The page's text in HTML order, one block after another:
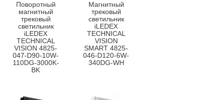
Поворотный
магнитный
трековый
светильник
iLEDEX
TECHNICAL
VISION 4825-
047-D90-10W-
110DG-3000K-
BK
Магнитный
трековый
светильник
iLEDEX
TECHNICAL
VISION
SMART 4825-
046-D120-6W-
340DG-WH